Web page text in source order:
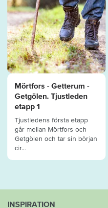
Mörtfors - Getterum -
Getgölen. Tjustleden
etapp 1
Tjustledens första etapp
går mellan Mörtfors och
Getgölen och tar sin början
cir...
INSPIRATION